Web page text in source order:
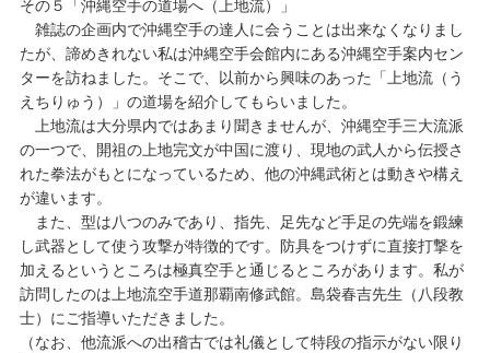
その５「沖縄空手の道場へ（上地流）」
雑誌の企画内で沖縄空手の達人に会うことは出来なくなりまし
たが、諦めきれない私は沖縄空手会館内にある沖縄空手案内セン
ターを訪ねました。そこで、以前から興味のあった「上地流（う
えちりゅう）」の道場を紹介してもらいました。
上地流は大分県内ではあまり聞きませんが、沖縄空手三大流派
の一つで、開祖の上地完文が中国に渡り、現地の武人から伝授さ
れた拳法がもとになっているため、他の沖縄武術とは動きや構え
が違います。
また、型は八つのみであり、指先、足先など手足の先端を鍛練
し武器として使う攻撃が特徴的です。防具をつけずに直接打撃を
加えるというところは極真空手と通じるところがあります。私が
訪問したのは上地流空手道那覇南修武館。島袋春吉先生（八段教
士）にご指導いただきました。
（なお、他流派への出稽古では礼儀として特段の指示がない限り